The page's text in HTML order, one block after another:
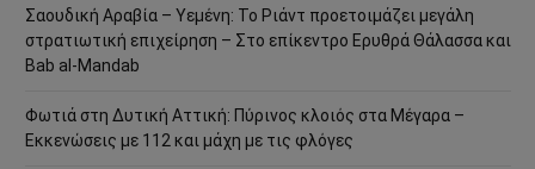
Σαουδική Αραβία – Υεμένη: Το Ριάντ προετοιμάζει μεγάλη
στρατιωτική επιχείρηση – Στο επίκεντρο Ερυθρά Θάλασσα και
Bab al-Mandab
Φωτιά στη Δυτική Αττική: Πύρινος κλοιός στα Μέγαρα –
Εκκενώσεις με 112 και μάχη με τις φλόγες